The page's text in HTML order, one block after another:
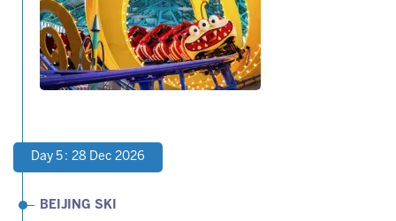
Day 5 : 28 Dec 2026
BEIJING SKI